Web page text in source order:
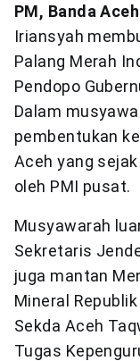
PM, Banda
Iriansyah
Palang Merah
Pendopo
Dalam
pembentukan
Aceh yang
oleh PMI pusat.
Musyawarah
Sekretaris
juga mantan
Mineral
Sekda Aceh
Tugas